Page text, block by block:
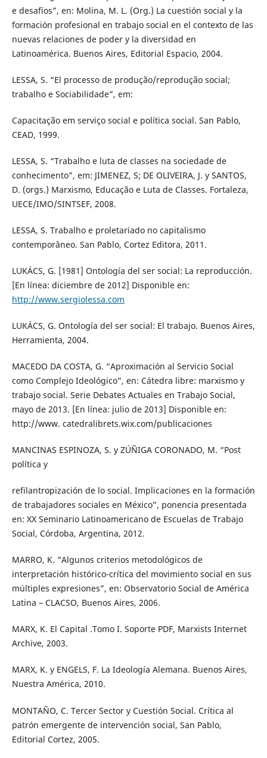
e desafíos”, en: Molina, M. L. (Org.) La cuestión social y la
formación profesional en trabajo social en el contexto de las
nuevas relaciones de poder y la diversidad en
Latinoamérica. Buenos Aires, Editorial Espacio, 2004.
LESSA, S. “El processo de produção/reprodução social;
trabalho e Sociabilidade”, em:
Capacitação em serviço social e política social. San Pablo,
CEAD, 1999.
LESSA, S. “Trabalho e luta de classes na sociedade de
conhecimento”, em: JIMENEZ, S; DE OLIVEIRA, J. y SANTOS,
D. (orgs.) Marxismo, Educação e Luta de Classes. Fortaleza,
UECE/IMO/SINTSEF, 2008.
LESSA, S. Trabalho e proletariado no capitalismo
contemporâneo. San Pablo, Cortez Editora, 2011.
LUKÁCS, G. [1981] Ontología del ser social: La reproducción.
[En línea: diciembre de 2012] Disponible en:
http://www.sergiolessa.com
LUKÁCS, G. Ontología del ser social: El trabajo. Buenos Aires,
Herramienta, 2004.
MACEDO DA COSTA, G. “Aproximación al Servicio Social
como Complejo Ideológico”, en: Cátedra libre: marxismo y
trabajo social. Serie Debates Actuales en Trabajo Social,
mayo de 2013. [En línea: julio de 2013] Disponible en:
http://www. catedralibrets.wix.com/publicaciones
MANCINAS ESPINOZA, S. y ZÚÑIGA CORONADO, M. “Post
política y
refilantropización de lo social. Implicaciones en la formación
de trabajadores sociales en México”, ponencia presentada
en: XX Seminario Latinoamericano de Escuelas de Trabajo
Social, Córdoba, Argentina, 2012.
MARRO, K. “Algunos criterios metodológicos de
interpretación histórico-crítica del movimiento social en sus
múltiples expresiones”, en: Observatorio Social de América
Latina – CLACSO, Buenos Aires, 2006.
MARX, K. El Capital .Tomo I. Soporte PDF, Marxists Internet
Archive, 2003.
MARX, K. y ENGELS, F. La Ideología Alemana. Buenos Aires,
Nuestra América, 2010.
MONTAÑO, C. Tercer Sector y Cuestión Social. Crítica al
patrón emergente de intervención social, San Pablo,
Editorial Cortez, 2005.